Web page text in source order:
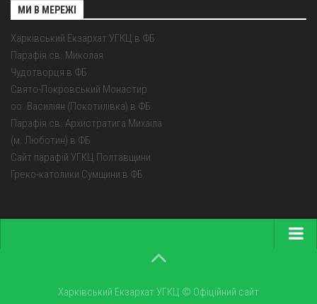
МИ В МЕРЕЖІ
Харківський Екзархат УГКЦ в ФБ
Парафія св. Миколая
Чудотворця в ФБ
Свято-Покровський Монастир
оо. Василіян (Покотилівка) в ФБ
Парафія св. Архистратига Михаїла
(м. Люботин) в ФБ
Сайт парафій УГКЦ Полтавщини
Греко-католики Сумщини в ФБ
Про екзархатХарківський Екзархат УГКЦ © Офіційний сайт